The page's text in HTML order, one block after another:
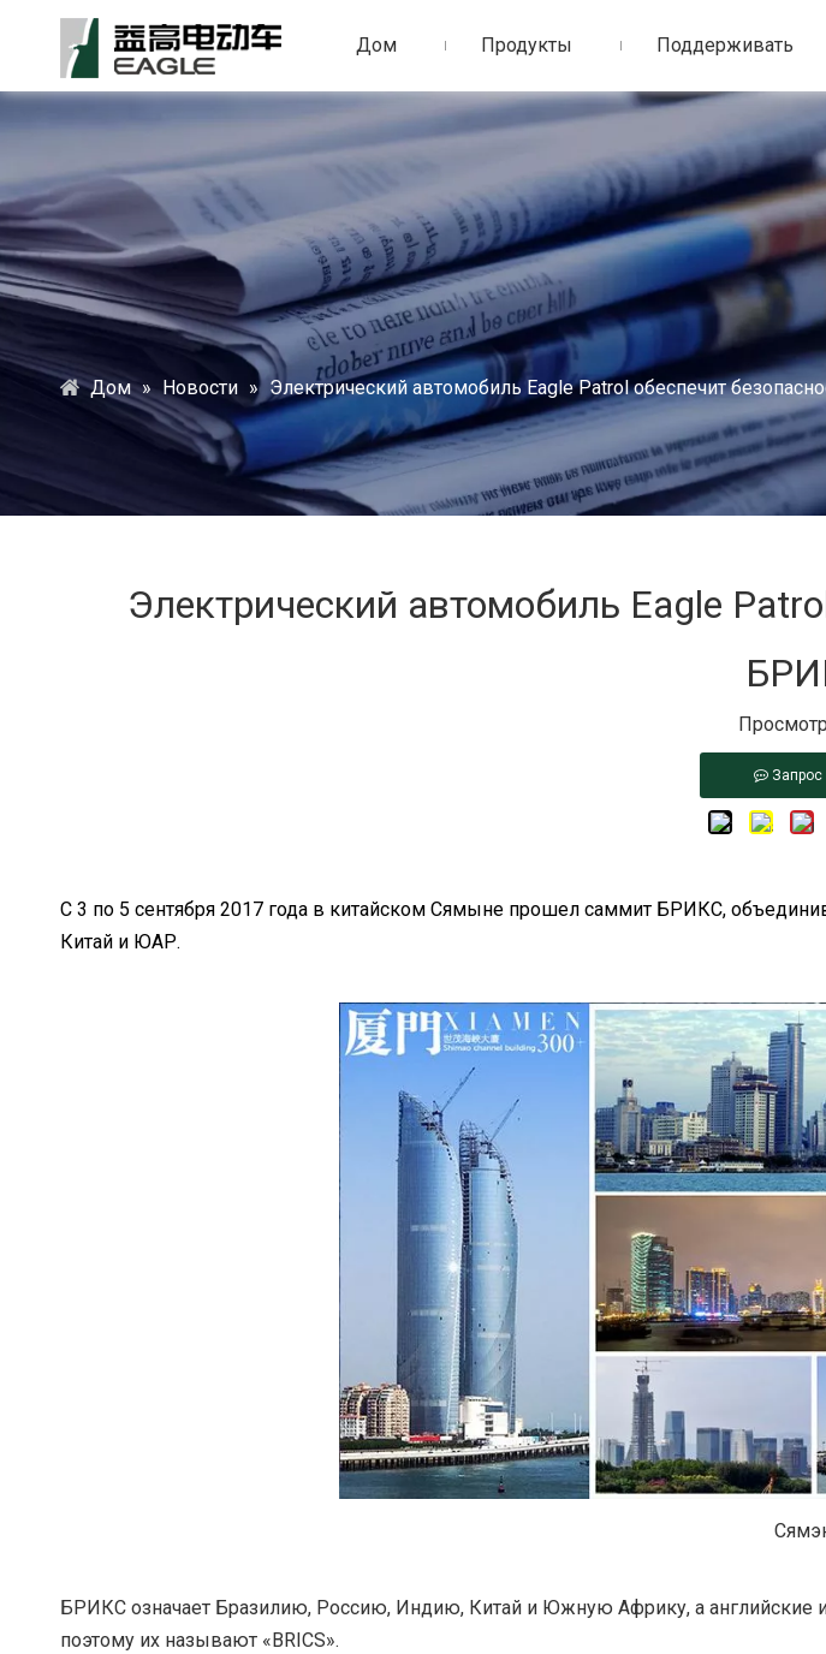
Дом Продукты Поддерживать
Дом » Новости » ‌Электрический автомобиль Eagle Patrol обеспечит
‌Электрический автомобиль Eagle
С 3 по 5 сентября 2017 года в китайском Сямыне прошел саммит БРИКС,
Китай и ЮАР.
БРИКС означает Бразилию, Россию, Индию, Китай и Южную Африку, а английские
поэтому их называют «BRICS».